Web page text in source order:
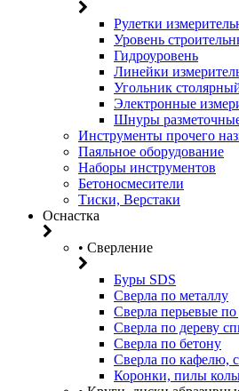
Рулетки
Уровень
Гидроуровень
Линейки
Угольник
Электронные
Шнуры
Инструменты прочего
Паяльное оборудование
Наборы инструментов
Бетоносмесители
Тиски, Верстаки
Оснастка
• Сверление
Буры SDS
Сверла по металлу
Сверла перьевые по
Сверла по дереву
Сверла по бетону
Сверла по кафелю,
Коронки, пилы